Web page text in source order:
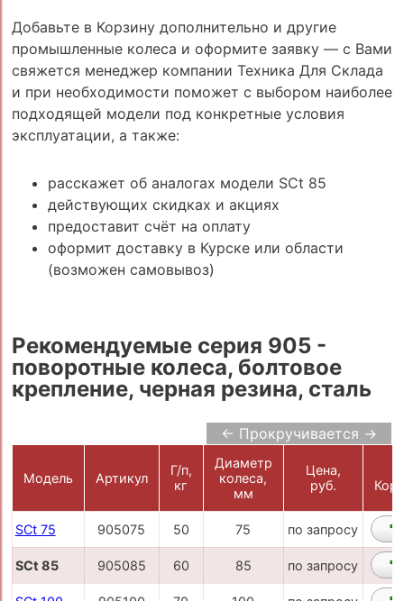
Добавьте в Корзину дополнительно и другие
промышленные колеса и оформите заявку — с Вами
свяжется менеджер компании Техника Для Склада
и при необходимости поможет с выбором наиболее
подходящей модели под конкретные условия
эксплуатации, а также:
расскажет об аналогах модели SCt 85
действующих скидках и акциях
предоставит счёт на оплату
оформит доставку в Курске или области
(возможен самовывоз)
Рекомендуемые серия 905 -
поворотные колеса, болтовое
крепление, черная резина, сталь
← Прокручивается →
Модель Артикул
Г/п,
кг
Диаметр
колеса,
мм
Цена,
руб.
SCt 75 905075 50 75 по запросу
SCt 85 905085 60 85 по запросу